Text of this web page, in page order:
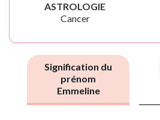
ASTROLOGIE
Cancer
Signification du
prénom
Emmeline